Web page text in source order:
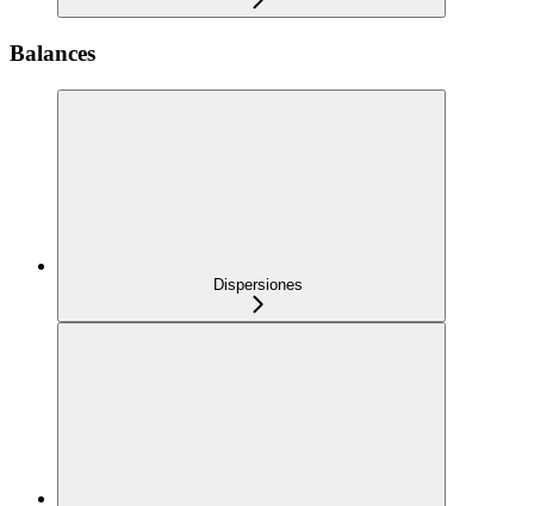
Balances
Dispersiones